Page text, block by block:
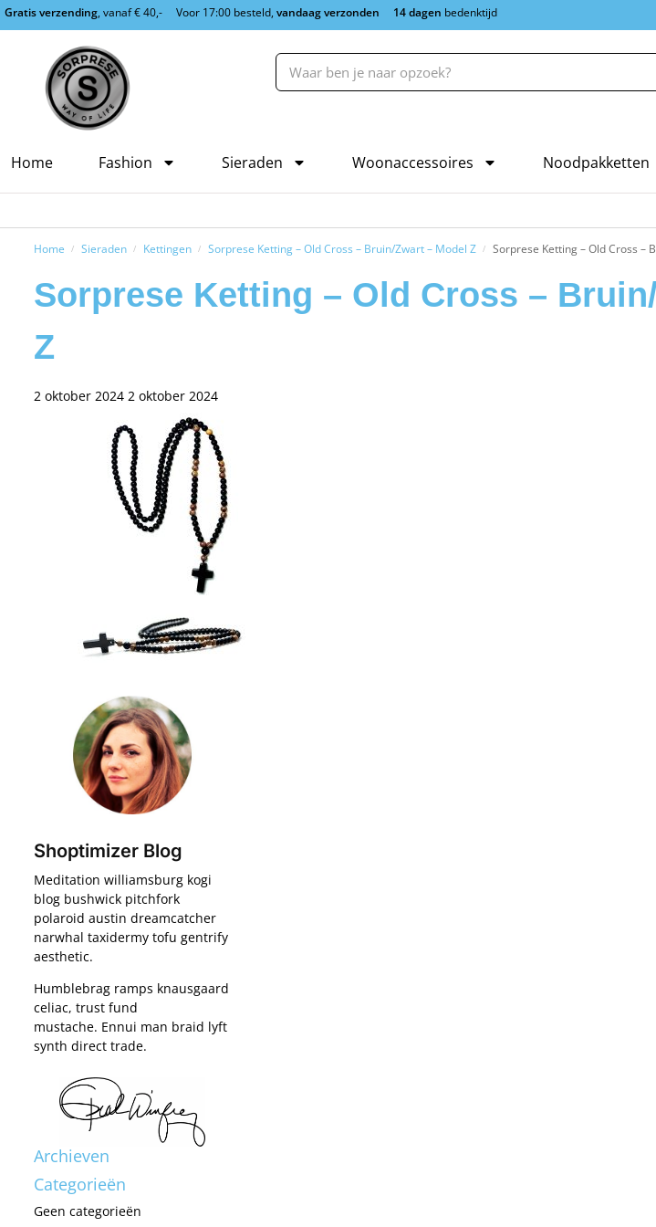
Gratis verzending, vanaf € 40,- Voor 17:00 besteld,vandaag verzonden 14 dagen bedenktijd
Home Fashion Sieraden Woonaccessoires Noodpakketten
Home / Sieraden / Kettingen / Sorprese Ketting – Old Cross – Bruin/Zwart – Model Z / Sorprese Ketting – Old Cross –
Sorprese Ketting – Old Cross –
Z
2 oktober 2024 2 oktober 2024
Shoptimizer Blog
Meditation williamsburg kogi
blog bushwick pitchfork
polaroid austin dreamcatcher
narwhal taxidermy tofu gentrify
aesthetic.
Humblebrag ramps knausgaard
celiac, trust fund
mustache. Ennui man braid lyft
synth direct trade.
Archieven
Categorieën
Geen categorieën